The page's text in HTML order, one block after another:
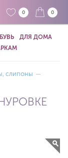
0 0
ДЛЯ ДОМА
слипоны —